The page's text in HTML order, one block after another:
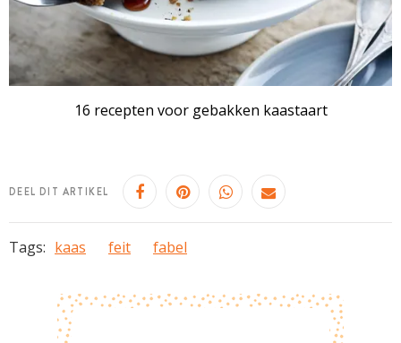
16 recepten voor gebakken kaastaart
DEEL DIT ARTIKEL
Tags: kaas feit fabel